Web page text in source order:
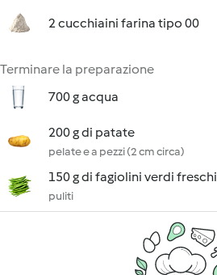
2 cucchiaini farina tipo 00
Terminare la preparazione
700 g acqua
200 g di patate
pelate e a pezzi (2 cm circa)
150 g di fagiolini verdi freschi
puliti